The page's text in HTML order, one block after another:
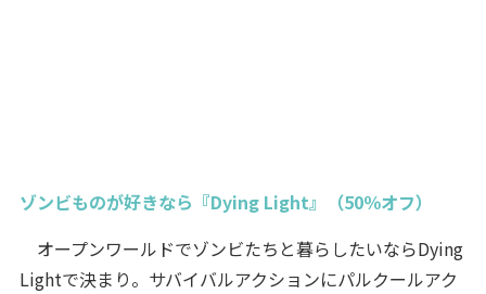
ゾンビものが好きなら『Dying Light』（50％オフ）
オープンワールドでゾンビたちと暮らしたいならDying
Lightで決まり。サバイバルアクションにパルクールアク